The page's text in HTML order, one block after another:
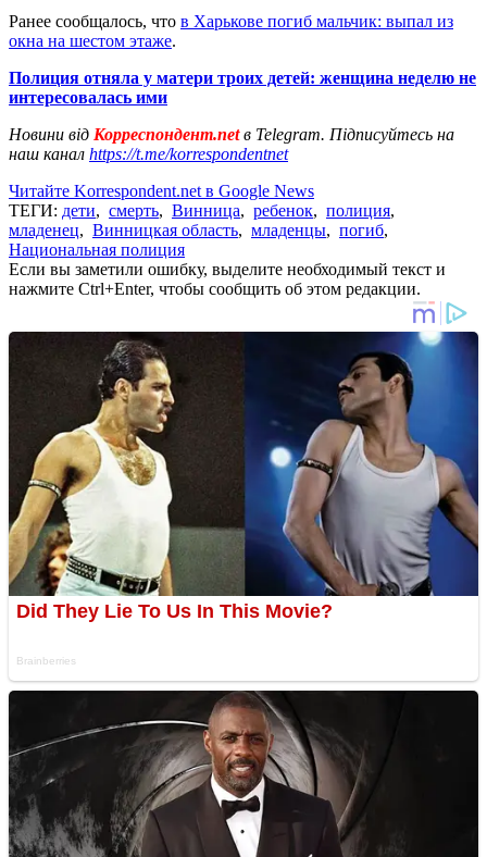
Ранее сообщалось, что в Харькове погиб мальчик: выпал из
окна на шестом этаже.
Полиция отняла у матери троих детей: женщина неделю не
интересовалась ими
Новини від Корреспондент.netв Telegram. Підписуйтесь на
наш канал https://t.me/korrespondentnet
Читайте Korrespondent.net в Google News
ТЕГИ: дети, смерть, Винница, ребенок, полиция,
младенец, Винницкая область, младенцы, погиб,
Национальная полиция
Если вы заметили ошибку, выделите необходимый текст и
нажмите Ctrl+Enter, чтобы сообщить об этом редакции.